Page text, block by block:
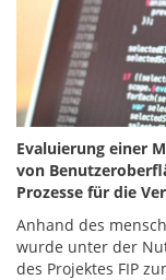
Evaluierung einer
von
Prozesse für die
Anhand des
wurde unter der
des Projektes FIP